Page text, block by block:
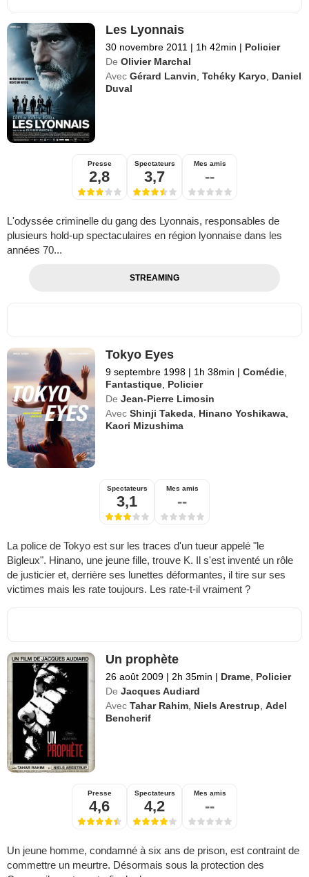
Les Lyonnais
30 novembre 2011 | 1h 42min | Policier
De Olivier Marchal
Avec Gérard Lanvin ,Tchéky Karyo
Daniel
Duval
Presse
2,8
Spectateurs
3,7
Mes amis
--
L'odyssée criminelle du gang des Lyonnais, responsables de
plusieurs hold-up spectaculaires en région lyonnaise dans les
années 70...
STREAMING
Tokyo Eyes
9 septembre 1998 | 1h 38min | Comédie
Fantastique Policier
De Jean-Pierre Limosin
Avec Shinji Takeda Hinano Yoshikawa
Kaori Mizushima
Spectateurs
3,1
Mes amis
--
La police de Tokyo est sur les traces d'un tueur appelé "le
Bigleux". Hinano, une jeune fille, trouve K. Il s'est inventé un rôle
de justicier et, derrière ses lunettes déformantes, il tire sur ses
victimes mais les rate toujours. Les rate-t-il vraiment ?
Un prophète
26 août 2009 | 2h 35min | Drame Policier
De Jacques Audiard
Avec Tahar Rahim Niels Arestrup ,Adel
Bencherif
Presse
4,6
Spectateurs
4,2
Mes amis
--
Un jeune homme, condamné à six ans de prison, est contraint de
commettre un meurtre. Désormais sous la protection des